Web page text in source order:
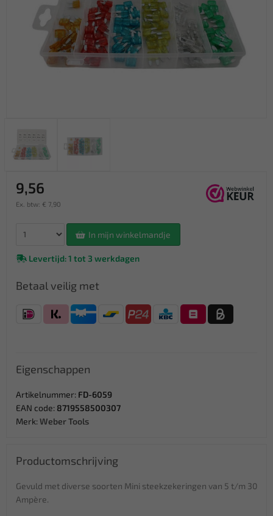
9,56
Ex. btw: € 7,90
In mijn winkelmandje
Levertijd: 1 tot 3 werkdagen
Betaal veilig met
Eigenschappen
Artikelnummer: FD-6059
EAN code: 8719558500307
Merk: Weber Tools
Productomschrijving
Gevuld met diverse soorten Mini steekzekeringen van 5 t/m 30
Ampère.